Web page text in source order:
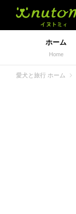
ホーム
Home
愛犬と旅行 ホーム